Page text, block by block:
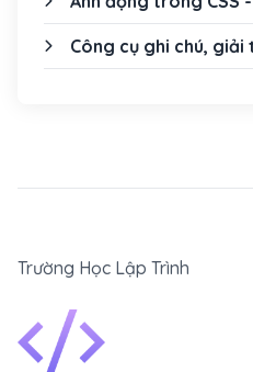
Công cụ ghi chú, giải
Trường Học Lập Trình